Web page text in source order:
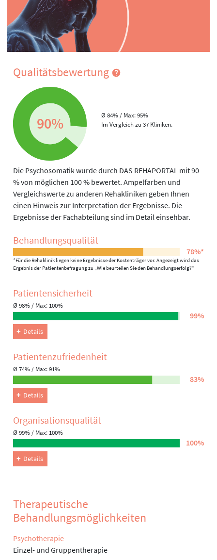
- Ultraschall
Rekreationstherapie
Ernährung
Wir bieten zu folgenden Themen Einzel- oder
- Magen-Darm-Erkrankungen
- Fettstoffwechselstörungen
- Harnsäure/Gicht
- Osteoporose
- Diabetes mellitus
- Herz-Kreislauf-Erkrankungen
- Untergewicht/Übergewicht
- Allergien
- Klimakterium
- gesunde Ernährung
Umsetzen des Erlernten in der Lehrküche und im
Einkaufstraining
Qualitätsbewertung
90%
Ø 84% / Max: 95%
Im Vergleich zu 37 Kliniken.
Die Psychosomatik wurde durch DAS REHAPORTAL mit 90
% von möglichen 100 % bewertet. Ampelfarben und
Vergleichswerte zu anderen Rehakliniken geben Ihnen
einen Hinweis zur Interpretation der Ergebnisse. Die
Ergebnisse der Fachabteilung sind im Detail einsehbar.
Behandlungs­qualität
78%*
*Für die Rehaklinik liegen keine Ergebnisse der Kostenträger vor. Angezeigt wird das
Ergebnis der Patientenbefragung zu „Wie beurteilen Sie den Behandlungserfolg?“
Patienten­sicherheit
Ø 98% / Max: 100%
99%
Details
Patienten­zufriedenheit
Ø 74% / Max: 91%
83%
Details
Organisations­qualität
Ø 99% / Max: 100%
100%
Details
Therapeutische
Behandlungsmöglichkeiten
Psychotherapie
Einzel- und Gruppentherapie